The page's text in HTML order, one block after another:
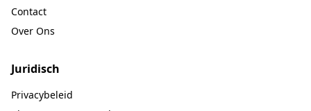
Contact
Over Ons
Juridisch
Privacybeleid